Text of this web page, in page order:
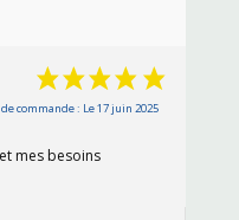
commande : Le 17 juin 2025
mes besoins